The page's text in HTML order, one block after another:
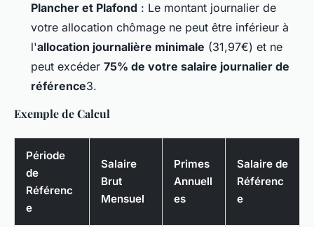
Plancher et Plafond : Le montant journalier de
votre allocation chômage ne peut être inférieur à
l'allocation journalière minimale (31,97€) et ne
peut excéder 75% de votre salaire journalier de
référence3.
Exemple de Calcul
Période
de
Référenc
e
Salaire
Brut
Mensuel
Primes
Annuell
es
Salaire de
Référenc
e